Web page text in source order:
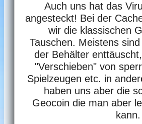
Auch uns hat das
angesteckt! Bei der
wir die klassischen
Tauschen. Meistens
der Behälter
"Verschieben" von
Spielzeugen etc. in
haben uns aber die
Geocoin die man aber
kann.